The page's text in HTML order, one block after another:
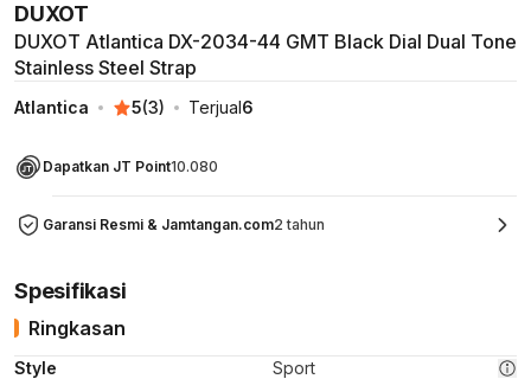
DUXOT
DUXOT Atlantica DX-2034-44 GMT Black Dial Dual Tone
Stainless Steel Strap
Atlantica 5(3) Terjual6
Dapatkan JT Point10.080
Garansi Resmi & Jamtangan.com2 tahun
Spesifikasi
Ringkasan
Style Sport